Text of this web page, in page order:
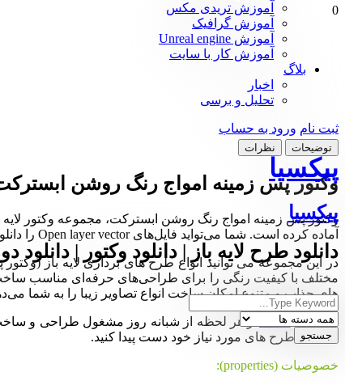
آموزش تریدی مکس
آموزش گرافیک
آموزش Unreal engine
آموزش کار با سایت
بلاگ
اخبار
تحلیل و برسی
ثبت نام ورود به حساب
پیکسیا
پیکسیا
دانلود طرح لایه باز | دانلود وکتور | دانلود
0
توضیحات نظرات
وکتور پس زمینه امواج رنگ روشن
وکتور پس زمینه امواج رنگ روشن ابسترکت، مجموعه وکتور لایه
آماده کرده است. شما می‌تواید فایل‌های Open layer vector را دانلود کرده و در نرم‌افزار ایلوستریتور ویرایش و سفارشی‌سازی کنید.
در این مجموعه می توانید انواع طرح های برداری لایه باز
های جذاب و متنوع امکان ساخت انواع تصاویر زیبا را به شما
مجموعه Pixia
در هر لحظه از شبانه روز مشغول طراحی و ساخت
ساده به طرح های مورد نیاز خود دست پیدا کنید.
خصوصیات (properties):